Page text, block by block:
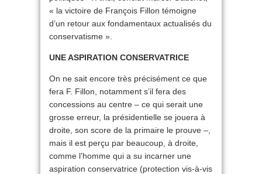
« la victoire de François Fillon témoigne
d’un retour aux fondamentaux actualisés du
conservatisme ».
UNE ASPIRATION CONSERVATRICE
On ne sait encore très précisément ce que
fera F. Fillon, notamment s’il fera des
concessions au centre – ce qui serait une
grosse erreur, la présidentielle se jouera à
droite, son score de la primaire le prouve –,
mais il est perçu par beaucoup, à droite,
comme l’homme qui a su incarner une
aspiration conservatrice (protection vis-à-vis